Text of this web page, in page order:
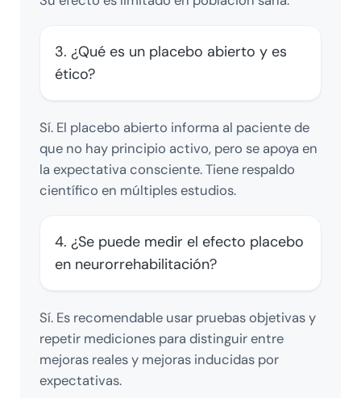
3. ¿Qué es un placebo abierto y es
ético?
Sí. El placebo abierto informa al paciente de
que no hay principio activo, pero se apoya en
la expectativa consciente. Tiene respaldo
científico en múltiples estudios.
4. ¿Se puede medir el efecto placebo
en neurorrehabilitación?
Sí. Es recomendable usar pruebas objetivas y
repetir mediciones para distinguir entre
mejoras reales y mejoras inducidas por
expectativas.